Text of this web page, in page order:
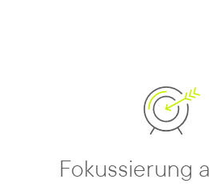
Fokussierung